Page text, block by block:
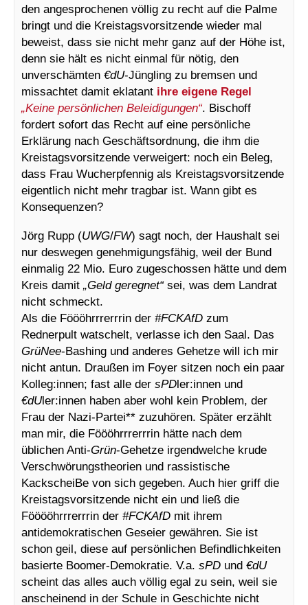
den angesprochenen völlig zu recht auf die Palme
bringt und die Kreistagsvorsitzende wieder mal
beweist, dass sie nicht mehr ganz auf der Höhe ist,
denn sie hält es nicht einmal für nötig, den
unverschämten €dU-Jüngling zu bremsen und
missachtet damit eklatant ihre eigene Regel
„Keine persönlichen Beleidigungen“. Bischoff
fordert sofort das Recht auf eine persönliche
Erklärung nach Geschäftsordnung, die ihm die
Kreistagsvorsitzende verweigert: noch ein Beleg,
dass Frau Wucherpfennig als Kreistagsvorsitzende
eigentlich nicht mehr tragbar ist. Wann gibt es
Konsequenzen?
Jörg Rupp (UWG/FW) sagt noch, der Haushalt sei
nur deswegen genehmigungsfähig, weil der Bund
einmalig 22 Mio. Euro zugeschossen hätte und dem
Kreis damit „Geld geregnet“sei, was dem Landrat
nicht schmeckt.
Als die Föööhrrrerrrin der #FCKAfD zum
Rednerpult watschelt, verlasse ich den Saal. Das
GrüNee-Bashing und anderes Gehetze will ich mir
nicht antun. Draußen im Foyer sitzen noch ein paar
Kolleg:innen; fast alle der sPDler:innen und
€dUler:innen haben aber wohl kein Problem, der
Frau der Nazi-Partei** zuzuhören. Später erzählt
man mir, die Föööhrrrerrrin hätte nach dem
üblichen Anti-Grün-Gehetze irgendwelche krude
Verschwörungstheorien und rassistische
KackscheiBe von sich gegeben. Auch hier griff die
Kreistagsvorsitzende nicht ein und ließ die
Fööööhrrrerrrin der #FCKAfD mit ihrem
antidemokratischen Geseier gewähren. Sie ist
schon geil, diese auf persönlichen Befindlichkeiten
basierte Boomer-Demokratie. V.a. sPD und €dU
scheint das alles auch völlig egal zu sein, weil sie
anscheinend in der Schule in Geschichte nicht